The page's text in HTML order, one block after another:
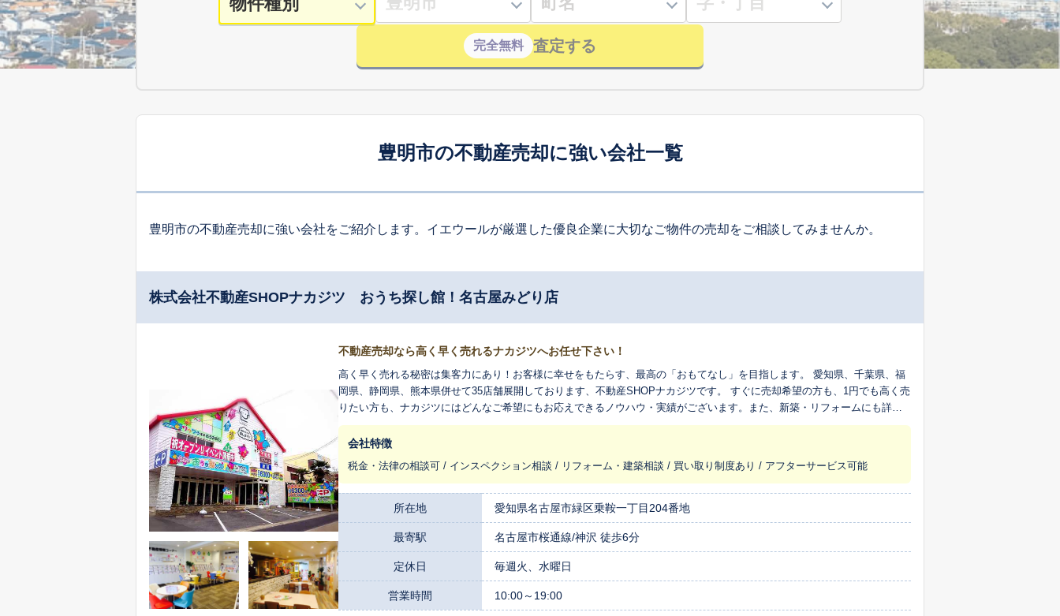
完全無料 査定する
豊明市の不動産売却に強い会社一覧
豊明市の不動産売却に強い会社をご紹介します。イエウールが厳選した優良企業に大切なご物件の売却をご相談してみませんか。
株式会社不動産SHOPナカジツ おうち探し館！名古屋みどり店
不動産売却なら高く早く売れるナカジツへお任せ下さい！
高く早く売れる秘密は集客力にあり！お客様に幸せをもたらす、最高の「おもてなし」を目指します。 愛知県、千葉県、福
岡県、静岡県、熊本県併せて35店舗展開しております、不動産SHOPナカジツです。 すぐに売却希望の方も、1円でも高く売
りたい方も、ナカジツにはどんなご希望にもお応えできるノウハウ・実績がございます。また、新築・リフォームにも詳し
いスタッフが大切な不動産に更なる付加価値を付け、お客様にご提案させて頂きます。
会社特徴
税金・法律の相談可 / インスペクション相談 / リフォーム・建築相談 / 買い取り制度あり / アフターサービス可能
所在地 愛知県名古屋市緑区乗鞍一丁目204番地
最寄駅 名古屋市桜通線/神沢 徒歩6分
定休日 毎週火、水曜日
営業時間 10:00～19:00